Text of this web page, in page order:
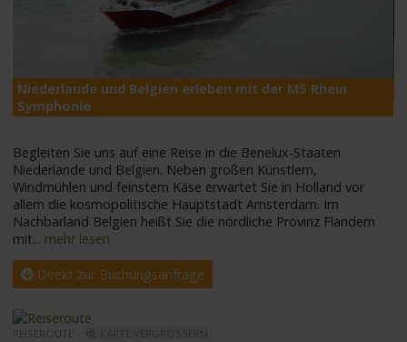
Niederlande und Belgien erleben mit der MS Rhein
Symphonie
Begleiten Sie uns auf eine Reise in die Benelux-Staaten
Niederlande und Belgien. Neben großen Künstlern,
Windmühlen und feinstem Käse erwartet Sie in Holland vor
allem die kosmopolitische Hauptstadt Amsterdam. Im
Nachbarland Belgien heißt Sie die nördliche Provinz Flandern
mit... mehr lesen
Direkt zur Buchungsanfrage
REISEROUTE -